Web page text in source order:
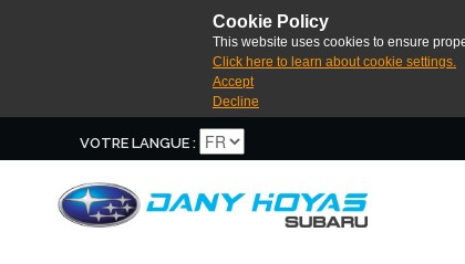
Cookie Policy
This website uses cookies to ensure
Click here to learn about cookie settings.
Accept
Decline
VOTRE LANGUE :